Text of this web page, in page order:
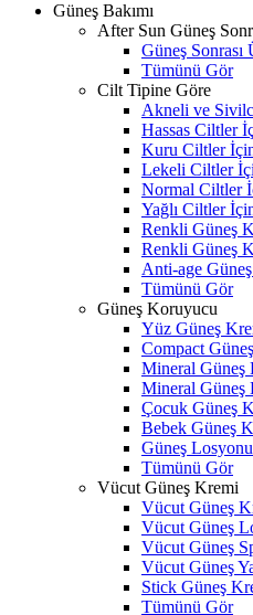
Güneş Bakımı
After Sun Güneş
Güneş Sonrası
Tümünü Gör
Cilt Tipine Göre
Akneli ve
Hassas Ciltler
Kuru Ciltler
Lekeli Ciltler
Normal Ciltler
Yağlı Ciltler
Renkli Güneş
Renkli Güneş
Anti-age
Tümünü Gör
Güneş Koruyucu
Yüz Güneş
Compact
Mineral Güneş
Mineral Güneş
Çocuk Güneş
Bebek Güneş
Güneş Losyonu
Tümünü Gör
Vücut Güneş Kremi
Vücut Güneş
Vücut Güneş
Vücut Güneş
Vücut Güneş
Stick Güneş
Tümünü Gör